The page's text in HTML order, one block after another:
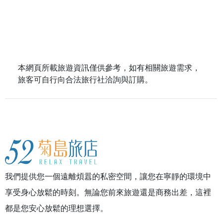
本網頁所載旅遊資訊僅供參考，如有相關旅遊需求，
旅客可自行向合法旅行社洽詢與訂購。
我們提供您一個遠離煩囂的私密空間，讓您在寧靜的環境中
享受身心放鬆的時刻。無論您前來旅遊還是商務出差，這裡
都是您安心放鬆的理想選擇。